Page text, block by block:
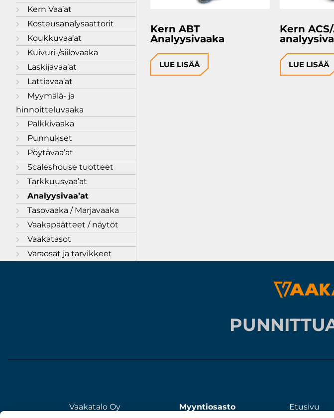
Kern Vaa’at
Kosteusanalysaattorit
Koukkuvaa’at
Kuivuri-/siilovaaka
Laskijavaa’at
Lattiavaa’at
Myymälä- ja
hinnoitteluvaaka
Palkkivaaka
Punnukset
Pöytävaa’at
Scaleshouse tuotteet
Tarkkuusvaa’at
Analyysivaa’at
Tasovaaka / Marjavaaka
Vaakapäätteet / näytöt
Vaakatasot
Varaosat ja tarvikkeet
Kern ABT
Analyysivaaka
LUE LISÄÄ
Kern
LUE LISÄÄ
Vaakatalo Oy
Myyntiosasto
Etusivu